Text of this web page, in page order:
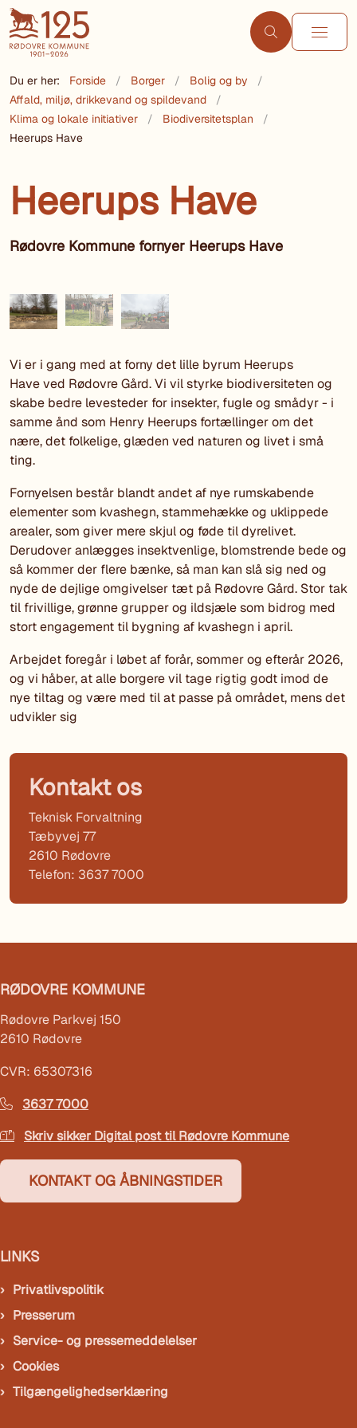
Du er her: Forside Borger
Bolig og by
Affald, miljø, drikkevand og spildevand
Klima og lokale initiativer
Biodiversitetsplan
Heerups Have
Heerups Have
Rødovre Kommune fornyer Heerups Have
Vi er i gang med at forny det lille byrum Heerups
Have ved Rødovre Gård. Vi vil styrke biodiversiteten og
skabe bedre levesteder for insekter, fugle og smådyr - i
samme ånd som Henry Heerups fortællinger om det
nære, det folkelige, glæden ved naturen og livet i små
ting.
Fornyelsen består blandt andet af nye rumskabende
elementer som kvashegn, stammehække og uklippede
arealer, som giver mere skjul og føde til dyrelivet.
Derudover anlægges insektvenlige, blomstrende bede og
så kommer der flere bænke, så man kan slå sig ned og
nyde de dejlige omgivelser tæt på Rødovre Gård. Stor tak
til frivillige, grønne grupper og ildsjæle som bidrog med
stort engagement til bygning af kvashegn i april.
Arbejdet foregår i løbet af forår, sommer og efterår 2026,
og vi håber, at alle borgere vil tage rigtig godt imod de
nye tiltag og være med til at passe på området, mens det
udvikler sig
Kontakt os
Teknisk Forvaltning
Tæbyvej 77
2610 Rødovre
Telefon: 3637 7000
RØDOVRE KOMMUNE
Rødovre Parkvej 150
2610 Rødovre
CVR: 65307316
3637 7000
Skriv sikker Digital post til Rødovre Kommune
KONTAKT OG ÅBNINGSTIDER
LINKS
Privatlivspolitik
Presserum
Service- og pressemeddelelser
Cookies
Tilgængelighedserklæring